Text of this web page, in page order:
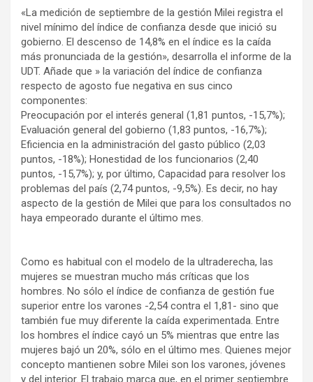
«La medición de septiembre de la gestión Milei registra el
nivel mínimo del índice de confianza desde que inició su
gobierno. El descenso de 14,8% en el índice es la caída
más pronunciada de la gestión», desarrolla el informe de la
UDT. Añade que » la variación del índice de confianza
respecto de agosto fue negativa en sus cinco
componentes:
Preocupación por el interés general (1,81 puntos, -15,7%);
Evaluación general del gobierno (1,83 puntos, -16,7%);
Eficiencia en la administración del gasto público (2,03
puntos, -18%); Honestidad de los funcionarios (2,40
puntos, -15,7%); y, por último, Capacidad para resolver los
problemas del país (2,74 puntos, -9,5%). Es decir, no hay
aspecto de la gestión de Milei que para los consultados no
haya empeorado durante el último mes.
Como es habitual con el modelo de la ultraderecha, las
mujeres se muestran mucho más críticas que los
hombres. No sólo el índice de confianza de gestión fue
superior entre los varones -2,54 contra el 1,81- sino que
también fue muy diferente la caída experimentada. Entre
los hombres el índice cayó un 5% mientras que entre las
mujeres bajó un 20%, sólo en el último mes. Quienes mejor
concepto mantienen sobre Milei son los varones, jóvenes
y del interior. El trabajo marca que, en el primer septiembre